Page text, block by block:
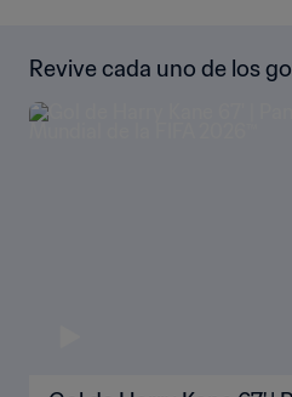
Revive cada uno de los
Copa Mundial de la FIFA
2™